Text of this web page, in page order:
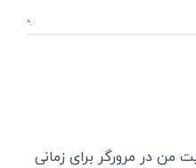
من در مرورگر برای زمانی